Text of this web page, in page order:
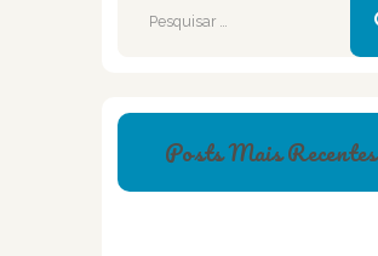
Posts Mais Recentes